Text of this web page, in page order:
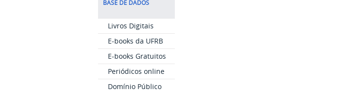
BASE DE DADOS
Livros Digitais
E-books da UFRB
E-books Gratuitos
Periódicos online
Domínio Público